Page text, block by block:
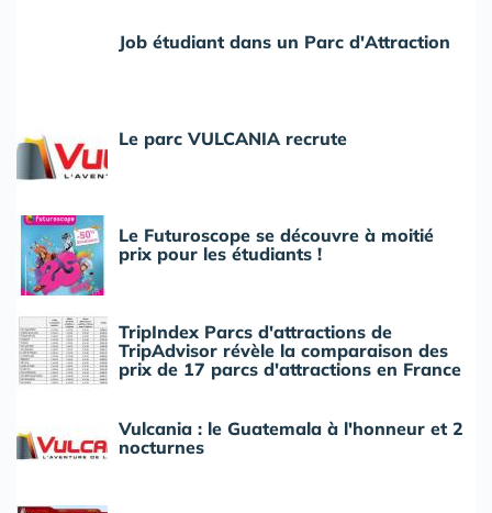
Job étudiant dans un Parc d'Attraction
Le parc VULCANIA recrute
Le Futuroscope se découvre à moitié
prix pour les étudiants !
TripIndex Parcs d'attractions de
TripAdvisor révèle la comparaison des
prix de 17 parcs d'attractions en France
Vulcania : le Guatemala à l'honneur et 2
nocturnes